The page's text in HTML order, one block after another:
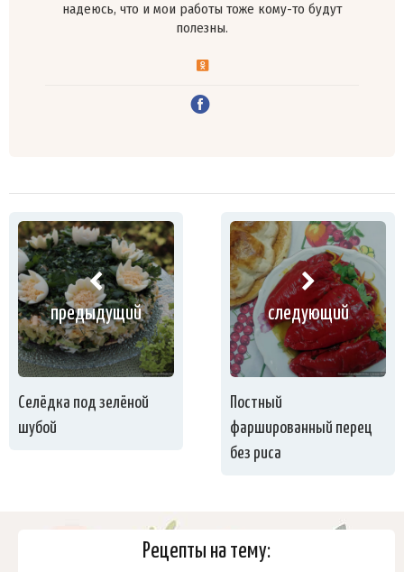
надеюсь, что и мои работы тоже кому-то будут
полезны.
предыдущий
Селёдка под зелёной
шубой
следующий
Постный
фаршированный перец
без риса
Рецепты на тему: